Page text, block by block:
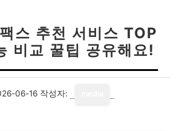
스 추천 서비스 TOP
비교 꿀팁 공유해요!
06-16 작성자: